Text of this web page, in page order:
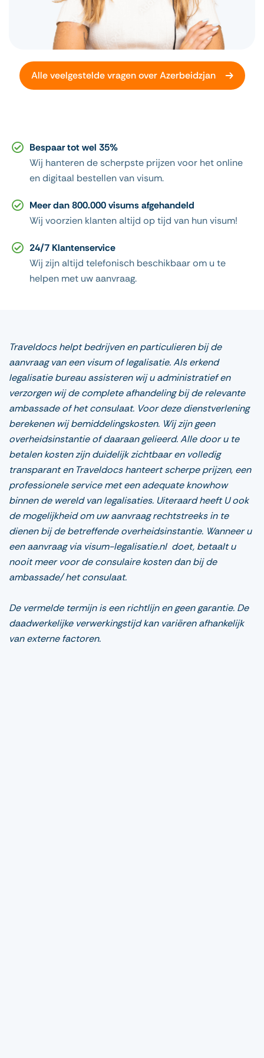
Alle veelgestelde vragen over Azerbeidzjan
Bespaar tot wel 35%
Wij hanteren de scherpste prijzen voor het online
en digitaal bestellen van visum.
Meer dan 800.000 visums afgehandeld
Wij voorzien klanten altijd op tijd van hun visum!
24/7 Klantenservice
Wij zijn altijd telefonisch beschikbaar om u te
helpen met uw aanvraag.
Traveldocs helpt bedrijven en particulieren bij de
aanvraag van een visum of legalisatie. Als erkend
legalisatie bureau assisteren wij u administratief en
verzorgen wij de complete afhandeling bij de relevante
ambassade of het consulaat. Voor deze dienstverlening
berekenen wij bemiddelingskosten. Wij zijn geen
overheidsinstantie of daaraan gelieerd. Alle door u te
betalen kosten zijn duidelijk zichtbaar en volledig
transparant en Traveldocs hanteert scherpe prijzen, een
professionele service met een adequate knowhow
binnen de wereld van legalisaties. Uiteraard heeft U ook
de mogelijkheid om uw aanvraag rechtstreeks in te
dienen bij de betreffende overheidsinstantie. Wanneer u
een aanvraag via visum-legalisatie.nl doet, betaalt u
nooit meer voor de consulaire kosten dan bij de
ambassade/ het consulaat.
De vermelde termijn is een richtlijn en geen garantie. De
daadwerkelijke verwerkingstijd kan variëren afhankelijk
van externe factoren.